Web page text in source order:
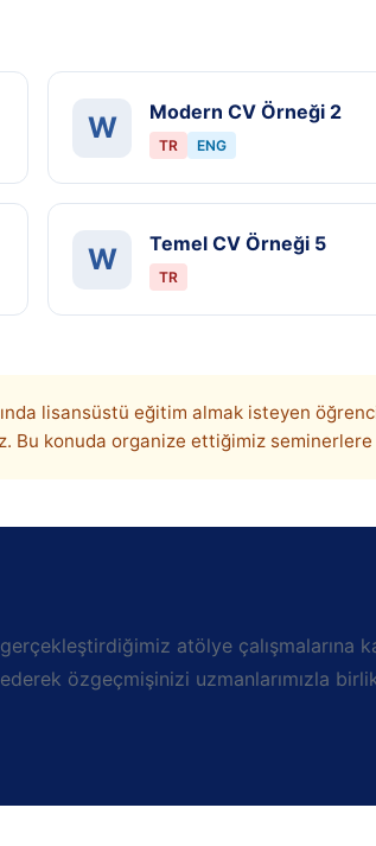
W Modern CV Örneği 2
TR ENG
W Temel CV Örneği 5
TR
lisansüstü eğitim almak isteyen
konuda organize ettiğimiz seminerlere
atölye çalışmalarına
özgeçmişinizi uzmanlarımızla